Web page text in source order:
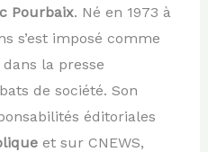
Pourbaix. Né en 1973 à
s’est imposé comme
la presse
de société. Son
éditoriales
et sur CNEWS,